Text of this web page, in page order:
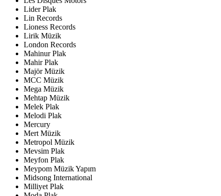
Lider Plak
Lin Records
Lioness Records
Lirik Müzik
London Records
Mahinur Plak
Mahir Plak
Majör Müzik
MCC Müzik
Mega Müzik
Mehtap Müzik
Melek Plak
Melodi Plak
Mercury
Mert Müzik
Metropol Müzik
Mevsim Plak
Meyfon Plak
Meypom Müzik Yapım
Midsong International
Milliyet Plak